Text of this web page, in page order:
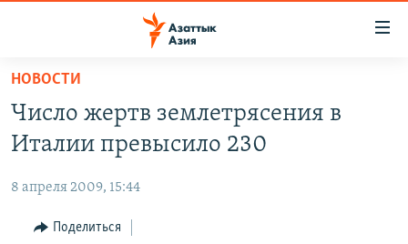
Вернуться
основному
содержанию
навигации
УЗБЕКИСТАН
ТАДЖИКИСТАН
ВОЙНА В УКРАИНЕ
НА ДРУГИХ ЯЗЫКАХ
ҚАЗАҚША
НОВОСТИ
Число жертв землетрясения в
Италии превысило 230
8 апреля 2009, 15:44
Поделиться